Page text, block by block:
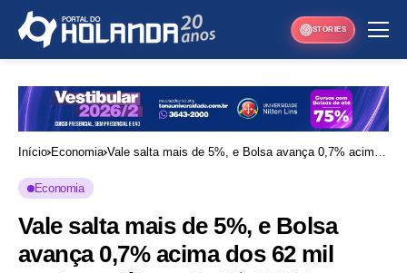
STORIES
Início Economia Vale salta mais de 5%, e Bolsa avança 0,7% acima
Economia
Vale salta mais de 5%, e Bolsa
avança 0,7% acima dos 62 mil